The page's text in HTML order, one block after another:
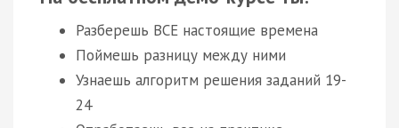
Разберешь ВСЕ настоящие времена
Поймешь разницу между ними
Узнаешь алгоритм решения заданий 19-
24